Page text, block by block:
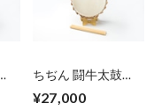
ちぢん 闘牛太鼓
¥27,000